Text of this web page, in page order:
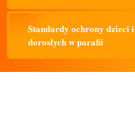
Standardy ochrony dzieci i
dorosłych w parafii